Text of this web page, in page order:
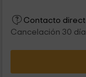
Contacto
Cancelación 30